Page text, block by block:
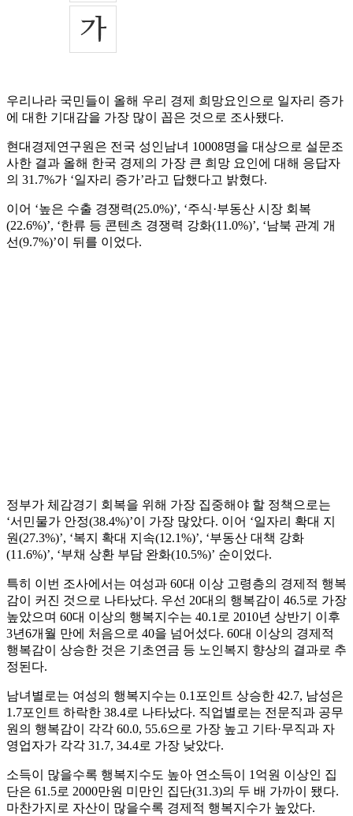
우리나라 국민들이 올해 우리 경제 희망요인으로 일자리 증가
에 대한 기대감을 가장 많이 꼽은 것으로 조사됐다.
현대경제연구원은 전국 성인남녀 10008명을 대상으로 설문조
사한 결과 올해 한국 경제의 가장 큰 희망 요인에 대해 응답자
의 31.7%가 ‘일자리 증가’라고 답했다고 밝혔다.
이어 ‘높은 수출 경쟁력(25.0%)’, ‘주식·부동산 시장 회복
(22.6%)’, ‘한류 등 콘텐츠 경쟁력 강화(11.0%)’, ‘남북 관계 개
선(9.7%)’이 뒤를 이었다.
정부가 체감경기 회복을 위해 가장 집중해야 할 정책으로는
‘서민물가 안정(38.4%)’이 가장 많았다. 이어 ‘일자리 확대 지
원(27.3%)’, ‘복지 확대 지속(12.1%)’, ‘부동산 대책 강화
(11.6%)’, ‘부채 상환 부담 완화(10.5%)’ 순이었다.
특히 이번 조사에서는 여성과 60대 이상 고령층의 경제적 행복
감이 커진 것으로 나타났다. 우선 20대의 행복감이 46.5로 가장
높았으며 60대 이상의 행복지수는 40.1로 2010년 상반기 이후
3년6개월 만에 처음으로 40을 넘어섰다. 60대 이상의 경제적
행복감이 상승한 것은 기초연금 등 노인복지 향상의 결과로 추
정된다.
남녀별로는 여성의 행복지수는 0.1포인트 상승한 42.7, 남성은
1.7포인트 하락한 38.4로 나타났다. 직업별로는 전문직과 공무
원의 행복감이 각각 60.0, 55.6으로 가장 높고 기타·무직과 자
영업자가 각각 31.7, 34.4로 가장 낮았다.
소득이 많을수록 행복지수도 높아 연소득이 1억원 이상인 집
단은 61.5로 2000만원 미만인 집단(31.3)의 두 배 가까이 됐다.
마찬가지로 자산이 많을수록 경제적 행복지수가 높았다.